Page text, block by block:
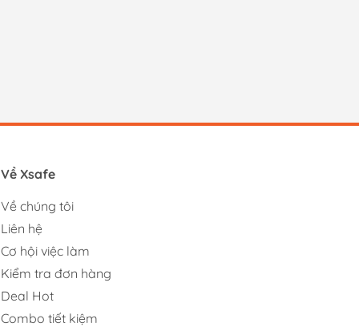
Về Xsafe
Về chúng tôi
Liên hệ
Cơ hội việc làm
Kiểm tra đơn hàng
Deal Hot
Combo tiết kiệm